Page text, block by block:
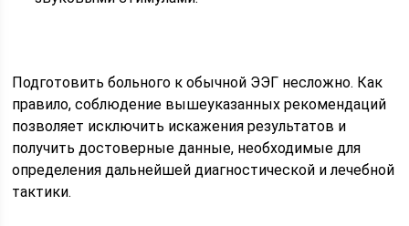
Подготовить больного к обычной ЭЭГ несложно. Как
правило, соблюдение вышеуказанных рекомендаций
позволяет исключить искажения результатов и
получить достоверные данные, необходимые для
определения дальнейшей диагностической и лечебной
тактики.